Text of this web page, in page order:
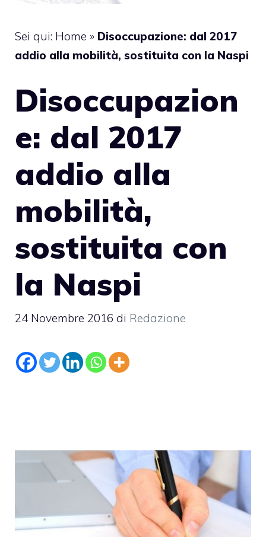
Sei qui: Home » Disoccupazione: dal 2017
addio alla mobilità, sostituita con la Naspi
Disoccupazion
e: dal 2017
addio alla
mobilità,
sostituita con
la Naspi
24 Novembre 2016 di Redazione